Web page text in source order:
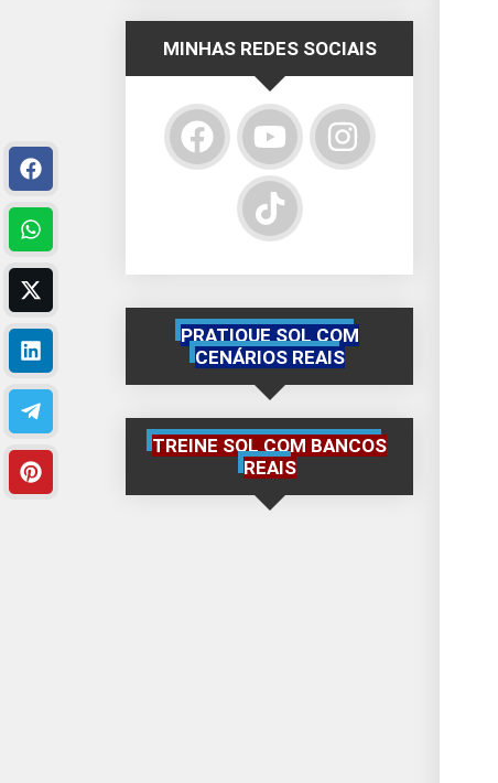
MINHAS REDES SOCIAIS
PRATIQUE SQL COM
CENÁRIOS REAIS
TREINE SQL COM BANCOS
REAIS